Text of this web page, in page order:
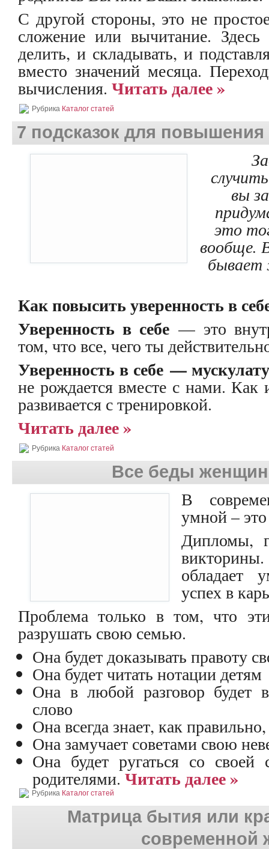
С другой стороны, это не
сложение или вычитание.
делить, и складывать, и
вместо значений месяца.
вычисления. Читать далее »
Рубрика Каталог статей
7 подсказок для повышения
вы
это
вообще.
бывает
Как повысить уверенность в
Уверенность в себе — это
том, что все, чего ты
Уверенность в себе —
не рождается вместе с нами. Как
развивается с тренировкой.
Читать далее »
Рубрика Каталог статей
Все беды женщин
В
умной –
Дипломы,
обладает
успех в
Проблема только в том, что
разрушать свою семью.
Она будет доказывать правоту
Она будет читать нотации детям
Она в любой разговор будет
слово
Она всегда знает, как
Она замучает советами свою
Она будет ругаться со
родителями.Читать далее »
Рубрика Каталог статей
Матрица бытия или
современной